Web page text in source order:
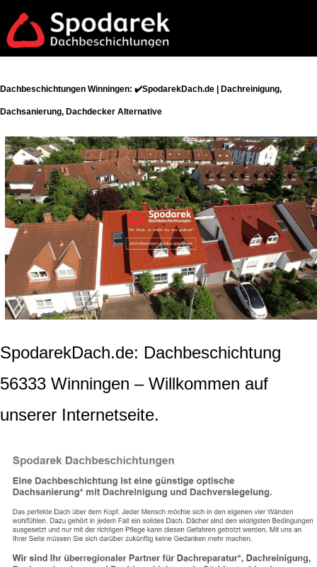
Dachbeschichtungen Winningen: ✔️SpodarekDach.de | Dachreinigung,
Dachsanierung, Dachdecker Alternative
SpodarekDach.de: Dachbeschichtung
56333 Winningen – Willkommen auf
unserer Internetseite.